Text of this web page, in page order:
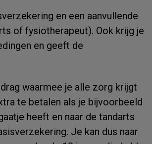
en een aanvullende
of fysiotherapeut). Ook krijg je
en geeft de
waarmee je alle zorg krijgt
te betalen als je bijvoorbeeld
heeft en naar de tandarts
Je kan dus naar